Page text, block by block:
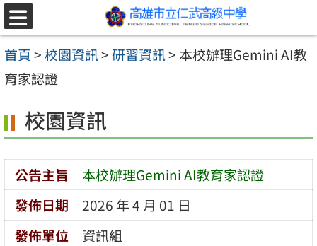
跳至主要內容區
選
單
首頁>校園資訊>研習資訊> 本校辦理Gemini AI教
育家認證
校園資訊
公告主旨
本校辦理Gemini AI教育家認證
發佈日期
2026 年 4 月 01 日
發佈單位
資訊組